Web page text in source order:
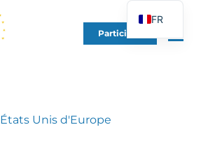
Participer
États Unis d'Europe
FR
EN